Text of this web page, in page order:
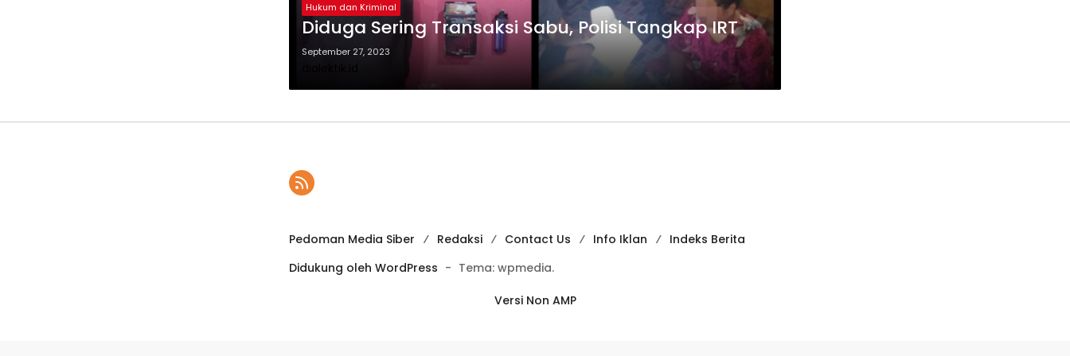
Hukum dan Kriminal
Diduga Sering Transaksi Sabu, Polisi Tangkap IRT
September 27, 2023
Pedoman Media Siber Redaksi Contact Us Info Iklan
Indeks Berita
Didukung oleh WordPress - Tema: wpmedia.
Versi Non AMP